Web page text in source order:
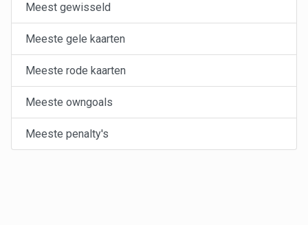
Meest gewisseld
Meeste gele kaarten
Meeste rode kaarten
Meeste owngoals
Meeste penalty's